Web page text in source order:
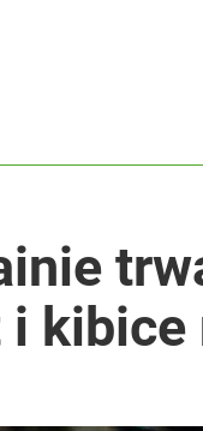
grze o tytuł
potrzebować pomocy